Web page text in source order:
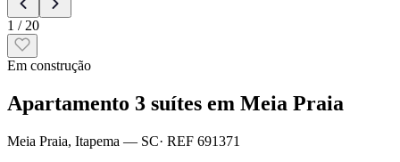
1 / 20
Em construção
Apartamento 3 suítes em Meia Praia
Meia Praia, Itapema — SC· REF 691371